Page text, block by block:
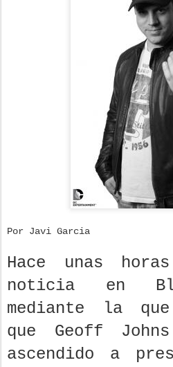
Por Javi Garcia
Hace unas
noticia en
mediante la
que Geoff
ascendido a